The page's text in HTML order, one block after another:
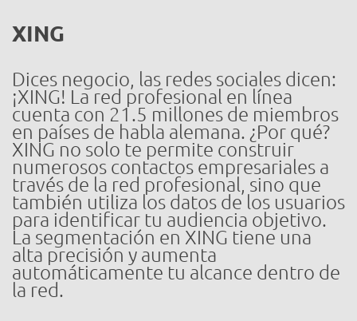
XING
Dices negocio, las redes sociales dicen:
¡XING! La red profesional en línea
cuenta con 21.5 millones de miembros
en países de habla alemana. ¿Por qué?
XING no solo te permite construir
numerosos contactos empresariales a
través de la red profesional, sino que
también utiliza los datos de los usuarios
para identificar tu audiencia objetivo.
La segmentación en XING tiene una
alta precisión y aumenta
automáticamente tu alcance dentro de
la red.